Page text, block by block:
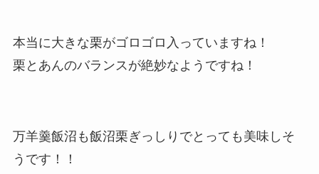
本当に大きな栗がゴロゴロ入っていますね！
栗とあんのバランスが絶妙なようですね！
万羊羹飯沼も飯沼栗ぎっしりでとっても美味しそ
うです！！